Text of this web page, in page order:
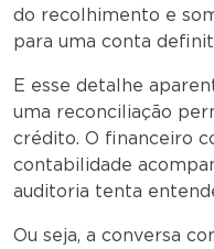
do recolhimento e
para uma conta
E esse detalhe
uma reconciliação
crédito. O financeiro
contabilidade
auditoria tenta
Ou seja, a conversa